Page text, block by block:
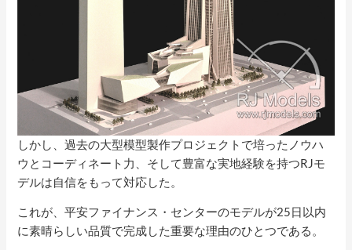
しかし、過去の大型模型製作プロジェクトで培ったノウハ
ウとコーディネート力、そして豊富な実地経験を持つRJモ
デルは自信をもって対応した。
これが、平安ファイナンス・センターのモデルが25日以内
に素晴らしい品質で完成した重要な理由のひとつである。